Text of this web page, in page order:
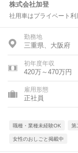
株式会社加登
社用車はプライベート
勤務地
三重県、大阪府
初年度年収
420万～470万円
雇用形態
正社員
職種・業種未経験OK 第
女性のおしごと掲載中